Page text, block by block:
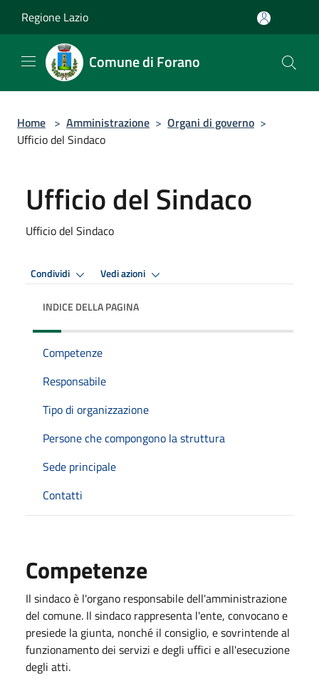
Regione Lazio
Comune di Forano
Home > Amministrazione > Organi di governo >
Ufficio del Sindaco
Ufficio del Sindaco
Ufficio del Sindaco
Condividi Vedi azioni
INDICE DELLA PAGINA
Competenze
Responsabile
Tipo di organizzazione
Persone che compongono la struttura
Sede principale
Contatti
Competenze
Il sindaco è l'organo responsabile dell'amministrazione
del comune. Il sindaco rappresenta l'ente, convocano e
presiede la giunta, nonché il consiglio, e sovrintende al
funzionamento dei servizi e degli uffici e all'esecuzione
degli atti.